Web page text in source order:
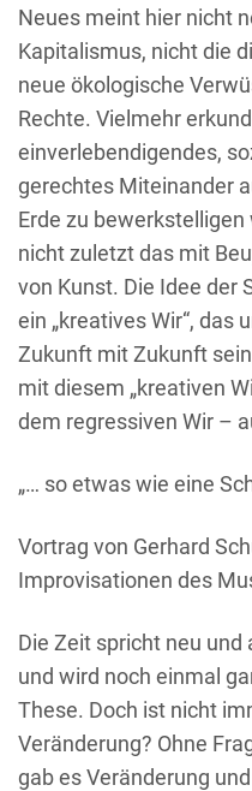
Neues meint hier nicht
Kapitalismus, nicht die
neue ökologische
Rechte. Vielmehr
einverlebendigendes,
gerechtes Miteinander
Erde zu
nicht zuletzt das mit
von Kunst. Die Idee der
ein „kreatives Wir“, das
Zukunft mit Zukunft
mit diesem „kreativen
dem regressiven Wir –
„… so etwas wie eine
Vortrag von Gerhard
Improvisationen des
Die Zeit spricht neu
und wird noch einmal
These. Doch ist nicht
Veränderung? Ohne
gab es Veränderung